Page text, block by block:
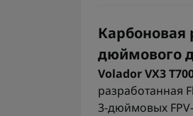
Карбоновая
дюймового
Volador VX3
разработанная
3-дюймовых